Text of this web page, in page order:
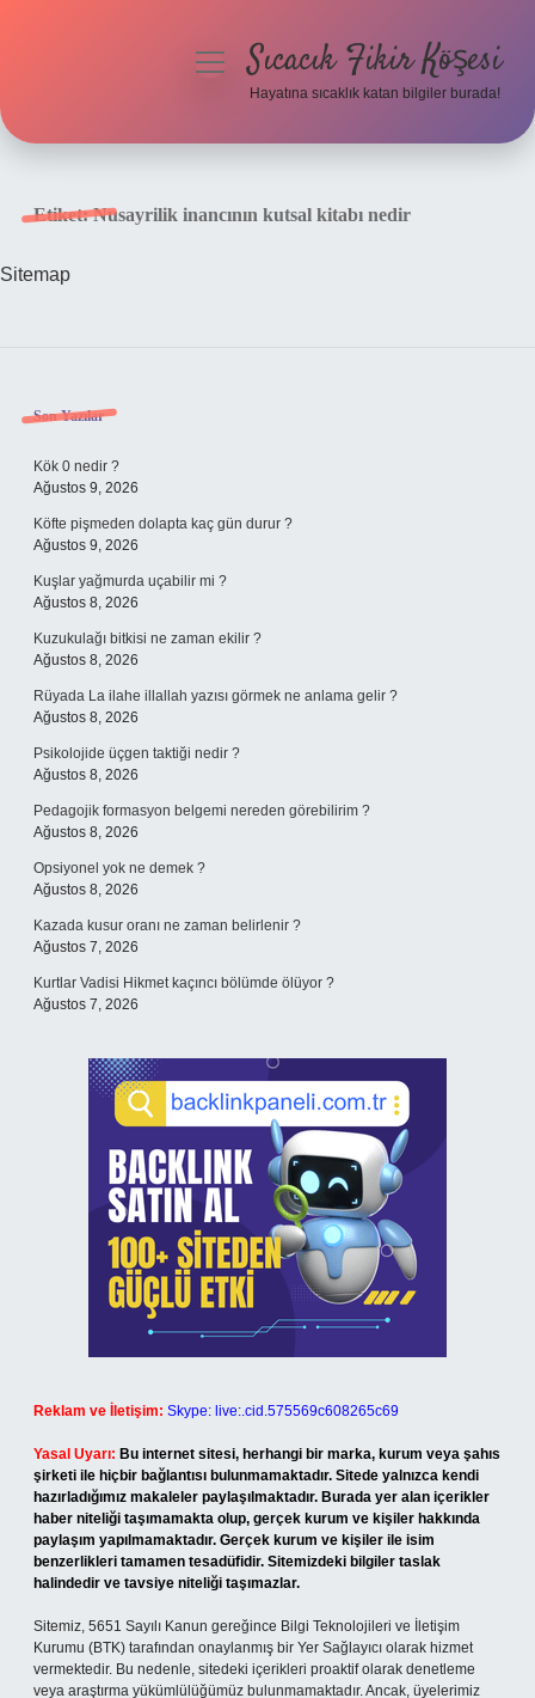
menüyüSıcacık Fikir Köşesi
Hayatına sıcaklık katan bilgiler burada!
Etiket:Nusayrilik inancının kutsal kitabı nedir
Sitemap
Sidebar
Son Yazılar
Kök 0 nedir ?
Ağustos 9, 2026
Köfte pişmeden dolapta kaç gün durur ?
Ağustos 9, 2026
Kuşlar yağmurda uçabilir mi ?
Ağustos 8, 2026
Kuzukulağı bitkisi ne zaman ekilir ?
Ağustos 8, 2026
Rüyada La ilahe illallah yazısı görmek ne anlama gelir ?
Ağustos 8, 2026
Psikolojide üçgen taktiği nedir ?
Ağustos 8, 2026
Pedagojik formasyon belgemi nereden görebilirim ?
Ağustos 8, 2026
Opsiyonel yok ne demek ?
Ağustos 8, 2026
Kazada kusur oranı ne zaman belirlenir ?
Ağustos 7, 2026
Kurtlar Vadisi Hikmet kaçıncı bölümde ölüyor ?
Ağustos 7, 2026
Reklam ve İletişim: Skype: live:.cid.575569c608265c69
Yasal Uyarı: Bu internet sitesi, herhangi bir marka, kurum veya şahıs
şirketi ile hiçbir bağlantısı bulunmamaktadır. Sitede yalnızca kendi
hazırladığımız makaleler paylaşılmaktadır. Burada yer alan içerikler
haber niteliği taşımamakta olup, gerçek kurum ve kişiler hakkında
paylaşım yapılmamaktadır. Gerçek kurum ve kişiler ile isim
benzerlikleri tamamen tesadüfidir. Sitemizdeki bilgiler taslak
halindedir ve tavsiye niteliği taşımazlar.
Sitemiz, 5651 Sayılı Kanun gereğince Bilgi Teknolojileri ve İletişim
Kurumu (BTK) tarafından onaylanmış bir Yer Sağlayıcı olarak hizmet
vermektedir. Bu nedenle, sitedeki içerikleri proaktif olarak denetleme
veya araştırma yükümlülüğümüz bulunmamaktadır. Ancak, üyelerimiz